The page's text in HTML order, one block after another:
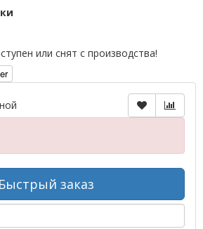
или снят с производства!
Быстрый заказ